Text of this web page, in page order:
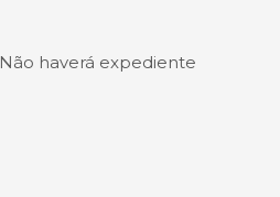
Não haverá expediente